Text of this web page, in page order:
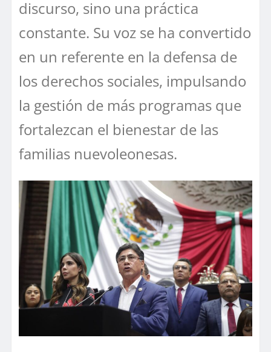
discurso, sino una práctica
constante. Su voz se ha convertido
en un referente en la defensa de
los derechos sociales, impulsando
la gestión de más programas que
fortalezcan el bienestar de las
familias nuevoleonesas.